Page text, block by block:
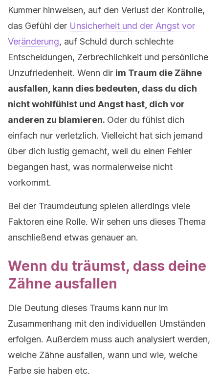
Kummer hinweisen, auf den Verlust der Kontrolle,
das Gefühl der Unsicherheit und der Angst vor
Veränderung, auf Schuld durch schlechte
Entscheidungen, Zerbrechlichkeit und persönliche
Unzufriedenheit. Wenn dir im Traum die Zähne
ausfallen, kann dies bedeuten, dass du dich
nicht wohlfühlst und Angst hast, dich vor
anderen zu blamieren. Oder du fühlst dich
einfach nur verletzlich. Vielleicht hat sich jemand
über dich lustig gemacht, weil du einen Fehler
begangen hast, was normalerweise nicht
vorkommt.
Bei der Traumdeutung spielen allerdings viele
Faktoren eine Rolle. Wir sehen uns dieses Thema
anschließend etwas genauer an.
Wenn du träumst, dass deine
Zähne ausfallen
Die Deutung dieses Traums kann nur im
Zusammenhang mit den individuellen Umständen
erfolgen. Außerdem muss auch analysiert werden,
welche Zähne ausfallen, wann und wie, welche
Farbe sie haben etc.